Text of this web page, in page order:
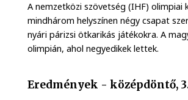
A nemzetközi szövetség (IHF)
mindhárom helyszínen négy csapat
nyári párizsi ötkarikás játékokra. A
olimpián, ahol negyedikek lettek.
Eredmények - középdöntő,